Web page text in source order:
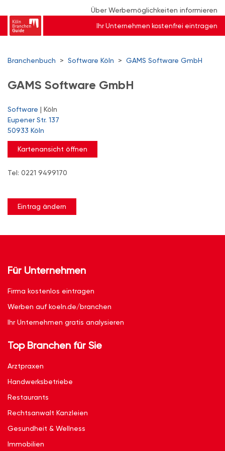
Über Werbemöglichkeiten informieren
Ihr Unternehmen kostenfrei eintragen
Branchenbuch > Software Köln > GAMS Software GmbH
GAMS Software GmbH
Software | Köln
Eupener Str. 137
50933 Köln
Kartenansicht öffnen
Tel: 0221 9499170
Eintrag ändern
Für Unternehmen
Firma kostenlos eintragen
Werben auf koeln.de/branchen
Ihr Unternehmen gratis analysieren
Top Branchen für Sie
Arztpraxen
Handwerksbetriebe
Restaurants
Rechtsanwalt Kanzleien
Gesundheit & Wellness
Immobilien